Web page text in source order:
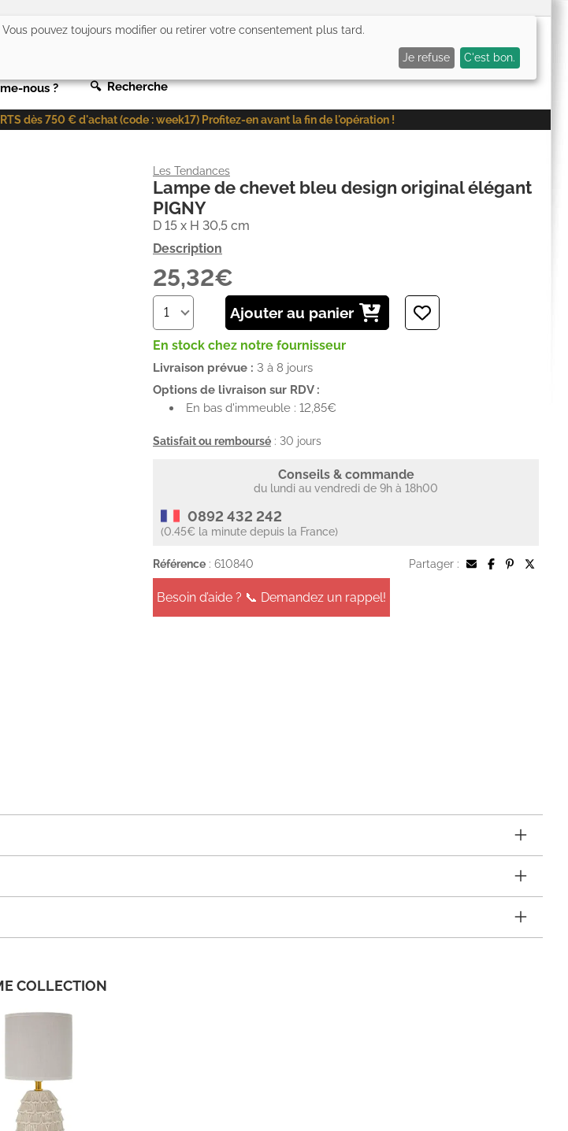
0) Mon panier (0
nous ? 🔍 Recherche
dès 750 € d'achat (code : week17) Profitez-en avant la fin de l'opération !
Les Tendances
Lampe de chevet bleu design original élégant
PIGNY
D 15 x H 30,5 cm
Description
25,32€
Ajouter au panier
En stock chez notre fournisseur
Livraison prévue : 3 à 8 jours
Options de livraison sur RDV :
En bas d'immeuble : 12,85€
Satisfait ou remboursé : 30 jours
Conseils & commande
du lundi au vendredi de 9h à 18h00
0892 432 242
(0.45€ la minute depuis la France)
Référence : 610840 Partager :
Besoin d’aide ? 📞 Demandez un rappel!
COLLECTION
Vous pouvez toujours modifier ou retirer votre consentement plus tard.
Je refuse C'est bon.